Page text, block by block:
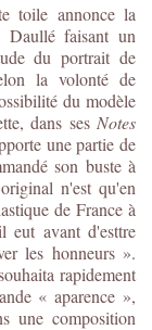
toile annonce la
faisant un
du portrait de
la volonté de
du modèle
dans ses Notes
une partie de
son buste à
n'est qu'en
de France à
eut avant d'esttre
les honneurs ».
rapidement
« aparence »,
une composition